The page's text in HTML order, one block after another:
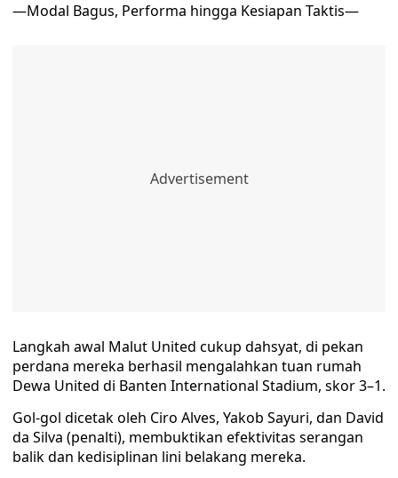
—Modal Bagus, Performa hingga Kesiapan Taktis—
Langkah awal Malut United cukup dahsyat, di pekan
perdana mereka berhasil mengalahkan tuan rumah
Dewa United di Banten International Stadium, skor 3–1.
Gol-gol dicetak oleh Ciro Alves, Yakob Sayuri, dan David
da Silva (penalti), membuktikan efektivitas serangan
balik dan kedisiplinan lini belakang mereka.